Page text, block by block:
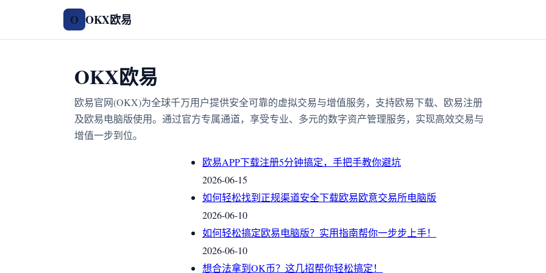
O OKX欧易
OKX欧易
欧易官网(OKX)为全球千万用户提供安全可靠的虚拟交易与增值服务，支持欧易下载、欧易注册
及欧易电脑版使用。通过官方专属通道，享受专业、多元的数字资产管理服务，实现高效交易与
增值一步到位。
欧易APP下载注册5分钟搞定，手把手教你避坑
2026-06-15
如何轻松找到正规渠道安全下载欧易欧意交易所电脑版
2026-06-10
如何轻松搞定欧易电脑版？实用指南帮你一步步上手！
2026-06-10
想合法拿到OK币？这几招帮你轻松搞定！